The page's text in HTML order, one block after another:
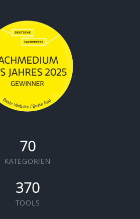
70
KATEGORIEN
370
TOOLS